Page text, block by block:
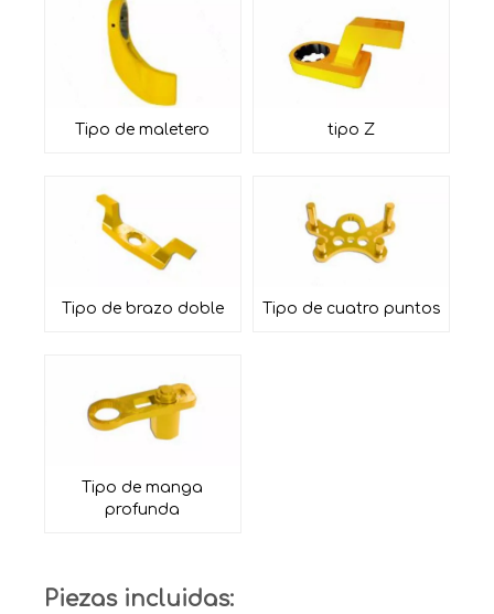
Tipo de maletero tipo Z
Tipo de brazo doble Tipo de cuatro puntos
Tipo de manga
profunda
Piezas incluidas: